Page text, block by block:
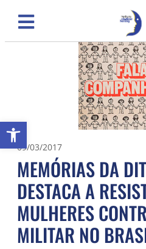
Abrir a barra de ferramentas
09/03/2017
MEMÓRIAS DA
DESTACA A
MULHERES
MILITAR NO